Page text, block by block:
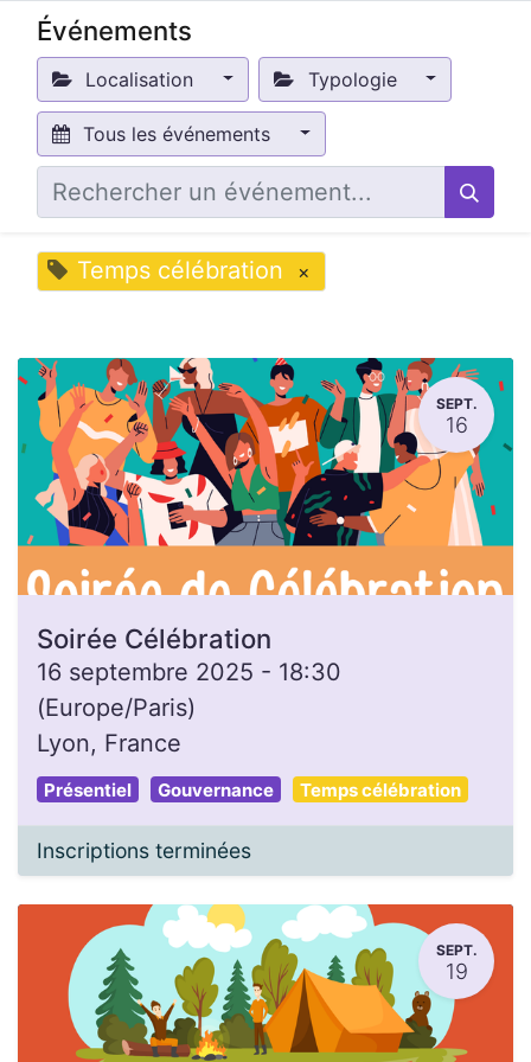
Événements
Localisation Typologie
Tous les événements
Temps célébration ×
SEPT.
16
Soirée Célébration
16 septembre 2025 - 18:30
(Europe/Paris)
Lyon, France
Présentiel Gouvernance Temps célébration
Inscriptions terminées
SEPT.
19